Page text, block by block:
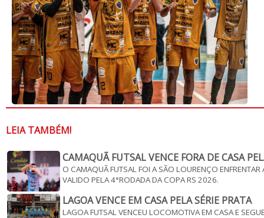
LEIA TAMBÉM!
CAMAQUÃ FUTSAL VENCE FORA DE CASA
O CAMAQUÃ FUTSAL FOI A SÃO LOURENÇO
VALIDO PELA 4°RODADA DA COPA RS 2026.
LAGOA VENCE EM CASA PELA SÉRIE PRATA
LAGOA FUTSAL VENCEU LOCOMOTIVA EM CASA E